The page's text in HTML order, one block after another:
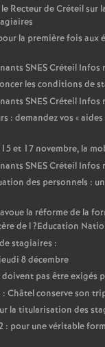
Recteur de Créteil sur
la première fois aux
SNESCréteil Infos
les conditions de
SNESCréteil Infos
: demandez vos «aides
et 17 novembre, la
SNESCréteil Infos
des personnels :
la réforme de la
de l?Education
stagiaires :
8 décembre
doivent pas être exigés
Châtel conserve son
la titularisation des
: pour une véritable